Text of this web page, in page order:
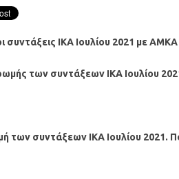
συντάξεις ΙΚΑ Ιουλίου 2021 με ΑΜΚΑ
των συντάξεων ΙΚΑ Ιουλίου
των συντάξεων ΙΚΑ Ιουλίου 2021.